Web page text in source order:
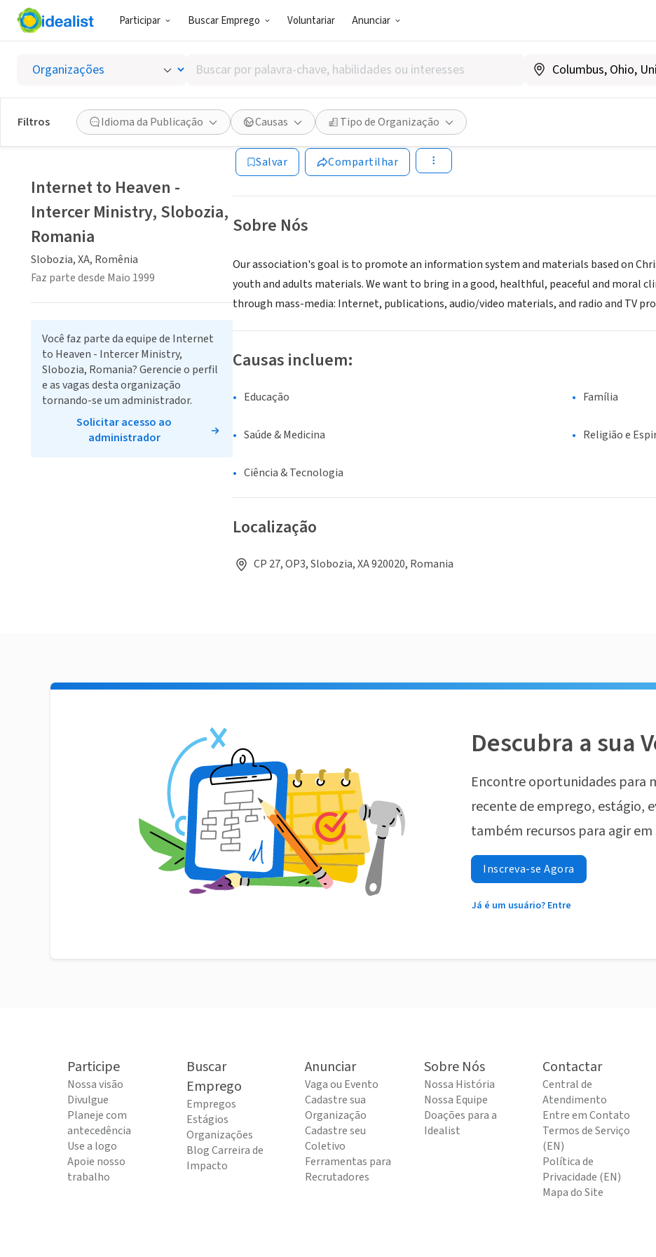
Participar Buscar Emprego Voluntariar Anunciar
Buscar
por
palavra-
chave,
habilidades
ou
interesses
Filtros Idioma da Publicação Causas Tipo de Organização
Internet to Heaven - Intercer Ministry,
Slobozia, XA, Romênia|www.intercer.net
Salvar Compartilhar
Sobre Nós
Our association's goal is to promote an information system and materials based on
youth and adults materials. We want to bring in a good, healthful, peaceful and moral
through mass-media: Internet, publications, audio/video materials, and radio and TV
Causas incluem:
Educação Família
Saúde & Medicina Religião e
Ciência & Tecnologia
Localização
CP 27, OP3, Slobozia, XA 920020, Romania
Internet to Heaven -
Intercer Ministry, Slobozia,
Romania
Slobozia, XA, Romênia
Faz parte desde Maio 1999
Você faz parte da equipe de Internet
to Heaven - Intercer Ministry,
Slobozia, Romania? Gerencie o perfil
e as vagas desta organização
tornando-se um administrador.
Solicitar acesso ao
administrador
Descubra a sua
Encontre oportunidades para
recente de emprego, estágio,
também recursos para agir
Inscreva-se Agora
Já é um usuário? Entre
Participe
Nossa visão
Divulgue
Planeje com
antecedência
Use a logo
Apoie nosso
trabalho
Buscar
Emprego
Empregos
Estágios
Organizações
Blog Carreira de
Impacto
Anunciar
Vaga ou Evento
Cadastre sua
Organização
Cadastre seu
Coletivo
Ferramentas para
Recrutadores
Sobre Nós
Nossa História
Nossa Equipe
Doações para a
Idealist
Contactar
Central de
Atendimento
Entre em Contato
Termos de Serviço
(EN)
Política de
Privacidade (EN)
Mapa do Site